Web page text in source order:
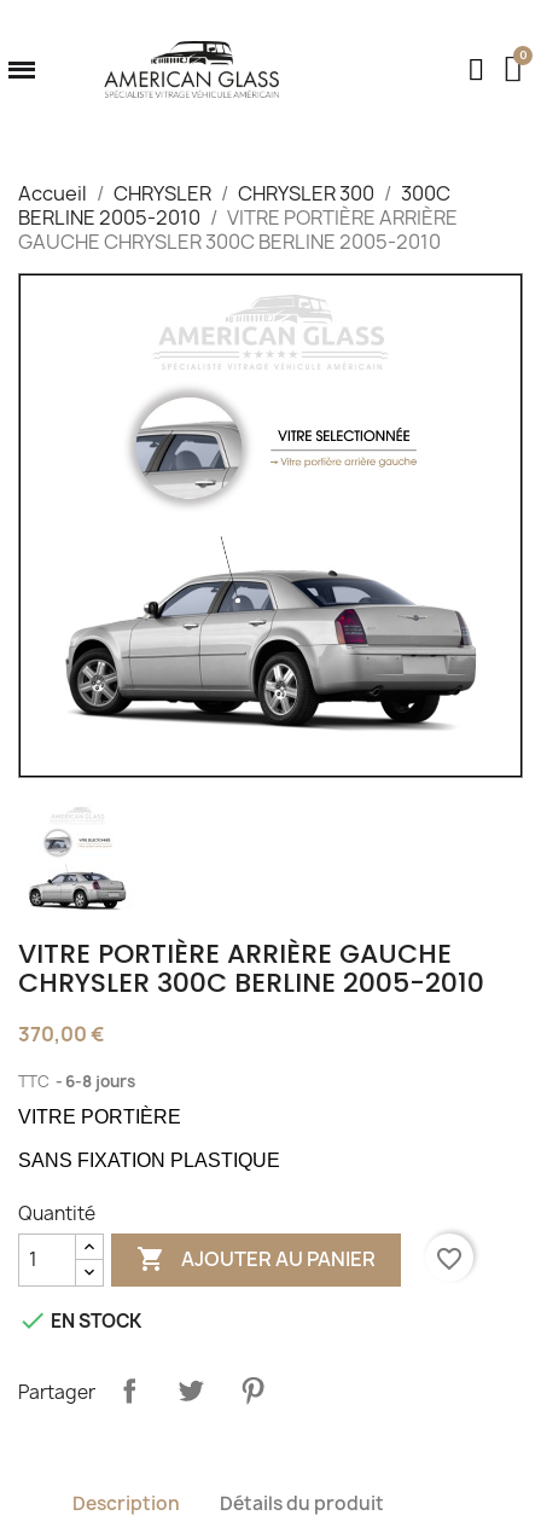
Accueil CHRYSLER CHRYSLER 300
300C
BERLINE 2005-2010
VITRE PORTIÈRE ARRIÈRE
GAUCHE CHRYSLER 300C BERLINE 2005-2010
VITRE PORTIÈRE ARRIÈRE GAUCHE
CHRYSLER 300C BERLINE 2005-2010
370,00 €
TTC 6-8 jours
VITRE PORTIÈRE
SANS FIXATION PLASTIQUE
Quantité
 AJOUTER AU PANIER favorite_border
 EN STOCK
Partager
Description Détails du produit